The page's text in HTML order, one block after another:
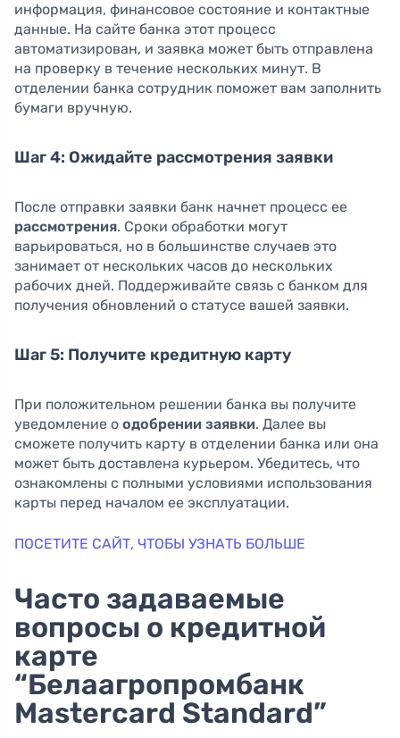
информация, финансовое состояние и контактные
данные. На сайте банка этот процесс
автоматизирован, и заявка может быть отправлена
на проверку в течение нескольких минут. В
отделении банка сотрудник поможет вам заполнить
бумаги вручную.
Шаг 4: Ожидайте рассмотрения заявки
После отправки заявки банк начнет процесс ее
рассмотрения. Сроки обработки могут
варьироваться, но в большинстве случаев это
занимает от нескольких часов до нескольких
рабочих дней. Поддерживайте связь с банком для
получения обновлений о статусе вашей заявки.
Шаг 5: Получите кредитную карту
При положительном решении банка вы получите
уведомление о одобрении заявки. Далее вы
сможете получить карту в отделении банка или она
может быть доставлена курьером. Убедитесь, что
ознакомлены с полными условиями использования
карты перед началом ее эксплуатации.
ПОСЕТИТЕ САЙТ, ЧТОБЫ УЗНАТЬ БОЛЬШЕ
Часто задаваемые
вопросы о кредитной
карте
“Белаагропромбанк
Mastercard Standard”